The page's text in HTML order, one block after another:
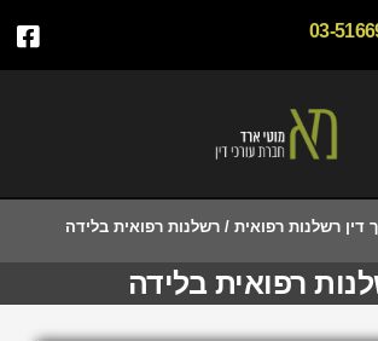
03-
דין רשלנות רפואית /רשלנות רפואית בלידה
רפואית בלידה